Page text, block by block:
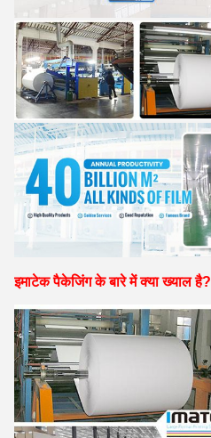
इमाटेक पैकेजिंग के बारे में क्या ख्याल है?